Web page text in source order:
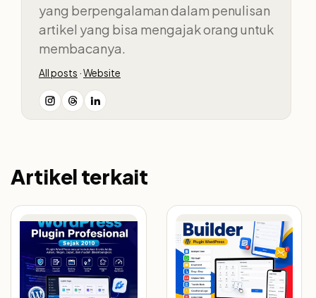
yang berpengalaman dalam penulisan
artikel yang bisa mengajak orang untuk
membacanya.
All posts ·Website
Artikel terkait